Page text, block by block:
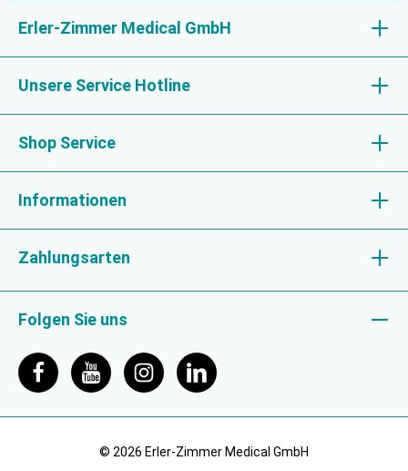
Erler-Zimmer Medical GmbH
Unsere Service Hotline
Shop Service
Informationen
Zahlungsarten
Folgen Sie uns
© 2026 Erler-Zimmer Medical GmbH